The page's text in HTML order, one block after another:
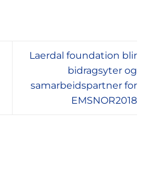
Laerdal foundation blir
bidragsyter og
samarbeidspartner for
EMSNOR2018